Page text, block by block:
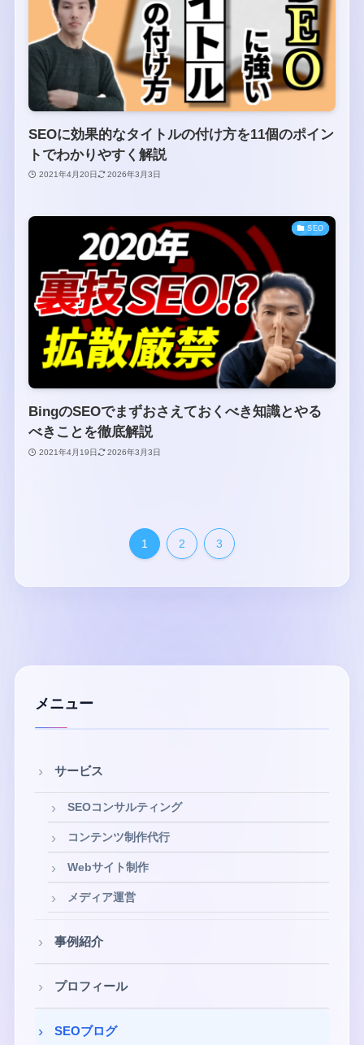
SEOに効果的なタイトルの付け方を11個のポイン
トでわかりやすく解説
2021年4月20日 2026年3月3日
SEO
BingのSEOでまずおさえておくべき知識とやる
べきことを徹底解説
2021年4月19日 2026年3月3日
1 2 3
メニュー
サービス
SEOコンサルティング
コンテンツ制作代行
Webサイト制作
メディア運営
事例紹介
プロフィール
SEOブログ